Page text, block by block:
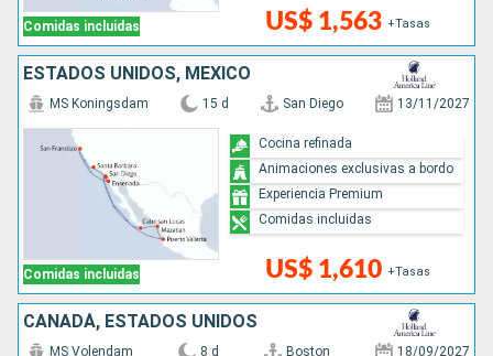
Comidas incluidas US$ 1,563 +Tasas
ESTADOS UNIDOS, MÉXICO
Comidas incluidas
MS Koningsdam 15 d San Diego 13/11/2027
US$ 1,610 +Tasas
Cocina refinada
Animaciones exclusivas a bordo
Experiencia Premium
Comidas incluidas
CANADÁ, ESTADOS UNIDOS
MS Volendam 8 d Boston 18/09/2027